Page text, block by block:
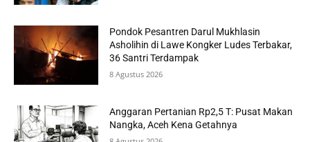
Pondok Pesantren Darul Mukhlasin
Asholihin di Lawe Kongker Ludes Terbakar,
36 Santri Terdampak
8 Agustus 2026
Anggaran Pertanian Rp2,5 T: Pusat Makan
Nangka, Aceh Kena Getahnya